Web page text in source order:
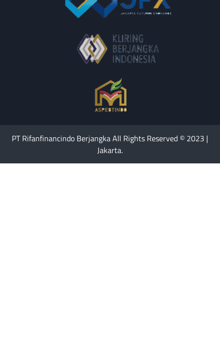
PT Rifanfinancindo Berjangka All Rights Reserved © 2023 |
Jakarta.